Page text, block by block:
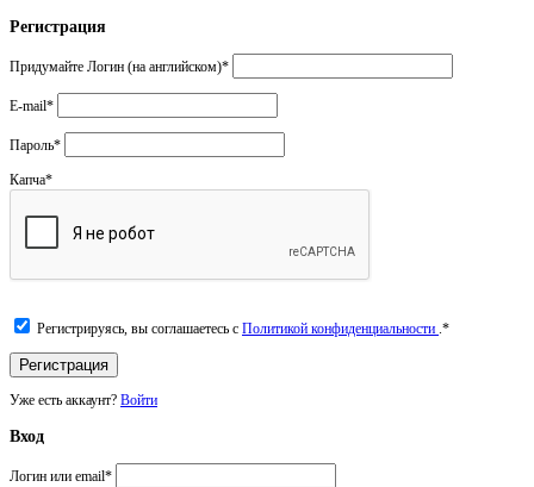
Регистрация
Придумайте Логин (на английском)*
E-mail*
Пароль*
Капча*
Регистрируясь, вы соглашаетесь с Политикой конфиденциальности .*
Уже есть аккаунт? Войти
Вход
Логин или email*